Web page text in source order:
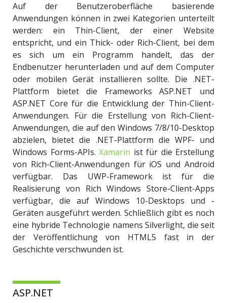
Auf der Benutzeroberfläche basierende
Anwendungen können in zwei Kategorien unterteilt
werden: ein Thin-Client, der einer Website
entspricht, und ein Thick- oder Rich-Client, bei dem
es sich um ein Programm handelt, das der
Endbenutzer herunterladen und auf dem Computer
oder mobilen Gerät installieren sollte. Die .NET-
Plattform bietet die Frameworks ASP.NET und
ASP.NET Core für die Entwicklung der Thin-Client-
Anwendungen. Für die Erstellung von Rich-Client-
Anwendungen, die auf den Windows 7/8/10-Desktop
abzielen, bietet die .NET-Plattform die WPF- und
Windows Forms-APIs. Xamarin ist für die Erstellung
von Rich-Client-Anwendungen für iOS und Android
verfügbar. Das UWP-Framework ist für die
Realisierung von Rich Windows Store-Client-Apps
verfügbar, die auf Windows 10-Desktops und -
Geräten ausgeführt werden. Schließlich gibt es noch
eine hybride Technologie namens Silverlight, die seit
der Veröffentlichung von HTML5 fast in der
Geschichte verschwunden ist.
ASP.NET